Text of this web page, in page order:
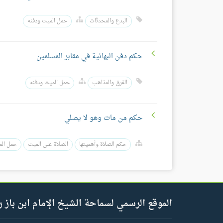
البدع والمحدثات حمل الميت ودفنه
حكم دفن البهائية في مقابر المسلمين
الفرق والمذاهب حمل الميت ودفنه
حكم من مات وهو لا يصلي
حكم الصلاة وأهميتها الصلاة على الميت حمل
الموقع الرسمي لسماحة الشيخ الإمام ابن باز